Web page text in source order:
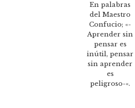
En palabras
del Maestro
Confucio; «-
Aprender sin
pensar es
inútil, pensar
sin aprender
es
peligroso-«.